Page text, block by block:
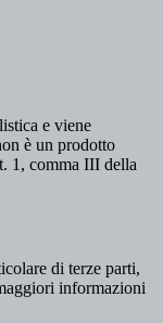
e viene
è un prodotto
1, comma III della
di terze parti,
informazioni